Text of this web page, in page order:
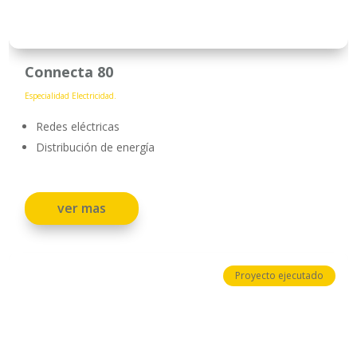
Connecta 80
Especialidad Electricidad.
Redes eléctricas
Distribución de energía
ver mas
Proyecto ejecutado